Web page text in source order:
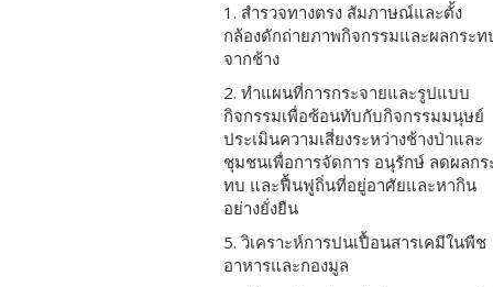
1. สำรวจทางตรง สัมภาษณ์และตั้ง
กล้องดักถ่ายภาพกิจกรรมและผลกระท
จากช้าง
2. ทำแผนที่การกระจายและรูปแบบ
กิจกรรมเพื่อซ้อนทับกับกิจกรรมมนุษย์
ประเมินความเสี่ยงระหว่างช้างป่าและ
ชุมชนเพื่อการจัดการ อนุรักษ์ ลดผลกร
ทบ และฟื้นฟูถิ่นที่อยู่อาศัยและหากิน
อย่างยั่งยืน
5. วิเคราะห์การปนเปื้อนสารเคมีในพืช
อาหารและกองมูล